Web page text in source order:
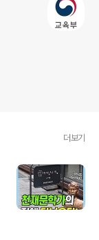
더보기